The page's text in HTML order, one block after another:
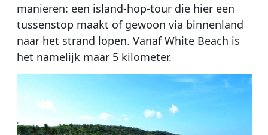
manieren: een island-hop-tour die hier een
tussenstop maakt of gewoon via binnenland
naar het strand lopen. Vanaf White Beach is
het namelijk maar 5 kilometer.